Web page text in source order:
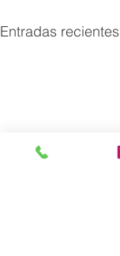
Entradas recientes